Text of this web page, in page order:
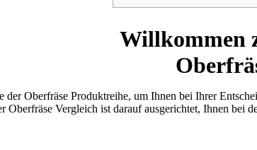
Willkommen
Oberfräse Produktreihe, um Ihnen bei Ihrer
Oberfräse Vergleich ist darauf ausgerichtet, Ihnen bei